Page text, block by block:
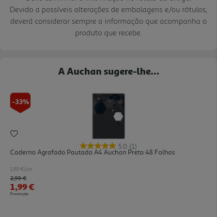
Devido a possíveis alterações de embalagens e/ou rótulos,
deverá considerar sempre a informação que acompanha o
produto que recebe.
A Auchan sugere-lhe...
-33%
5.0 (1)
Caderno Agrafado Pautado A4 Auchan Preto 48 Folhas
1.99 €/un
Price reduced from
2,99 €to
1,99 €
Promoção